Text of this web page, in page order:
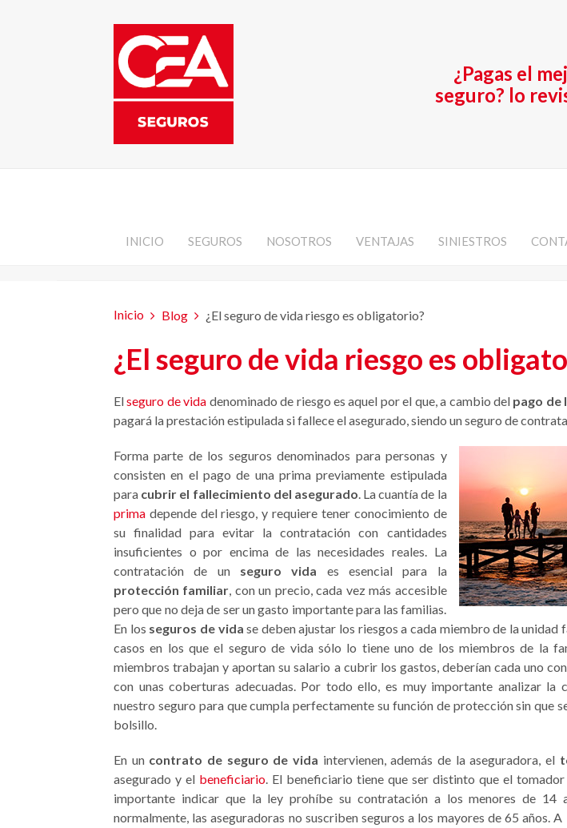
¿Pagas el
seguro? lo
INICIO SEGUROS NOSOTROS VENTAJAS SINIESTROS
Inicio Blog ¿El seguro de vida riesgo es obligatorio?
¿El seguro de vida riesgo es
Elseguro de vida denominado de riesgo es aquel por el que, a cambio del pago de
pagará la prestación estipulada si fallece el asegurado, siendo un seguro de
Forma parte de los seguros denominados para personas y
consisten en el pago de una prima previamente estipulada
para cubrir el fallecimiento del asegurado. La cuantía de la
prima depende del riesgo, y requiere tener conocimiento de
su finalidad para evitar la contratación con cantidades
insuficientes o por encima de las necesidades reales. La
contratación de un seguro vida es esencial para la
protección familiar, con un precio, cada vez más accesible
pero que no deja de ser un gasto importante para las familias.
En los seguros de vida se deben ajustar los riesgos a cada miembro de la unidad
casos en los que el seguro de vida sólo lo tiene uno de los miembros de la
miembros trabajan y aportan su salario a cubrir los gastos, deberían cada uno
con unas coberturas adecuadas. Por todo ello, es muy importante analizar la
nuestro seguro para que cumpla perfectamente su función de protección sin que
bolsillo.
En un contrato de seguro de vida intervienen, además de la aseguradora, el
asegurado y el beneficiario. El beneficiario tiene que ser distinto que el
importante indicar que la ley prohíbe su contratación a los menores de 14
normalmente, las aseguradoras no suscriben seguros a los mayores de 65 años.